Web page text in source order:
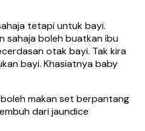
tetapi untuk bayi.
sahaja boleh buatkan ibu
otak bayi. Tak kira
bayi. Khasiatnya baby
makan set berpantang
dari jaundice